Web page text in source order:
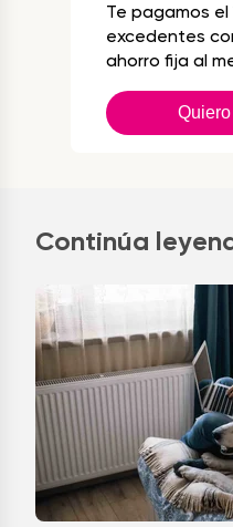
Te pagamos el
excedentes
ahorro fija al
Continúa